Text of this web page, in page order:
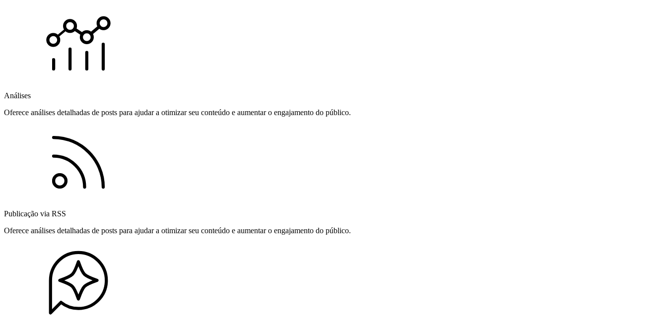
Análises
Oferece análises detalhadas de posts para ajudar a otimizar seu conteúdo e aumentar o engajamento do público.
Publicação via RSS
Oferece análises detalhadas de posts para ajudar a otimizar seu conteúdo e aumentar o engajamento do público.